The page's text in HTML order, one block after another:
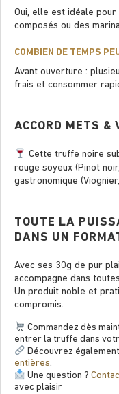
Oui, elle est idéale
composés ou des
COMBIEN DE TEMPS
Avant ouverture :
frais et consommer
ACCORD METS &
Cette truffe noire
rouge soyeux (Pinot
gastronomique
TOUTE LA
DANS UN
Avec ses 30g de pur
accompagne dans
Un produit noble et
compromis.
Commandez dès
entrer la truffe dans
Découvrez
entières.
Une question ?
avec plaisir